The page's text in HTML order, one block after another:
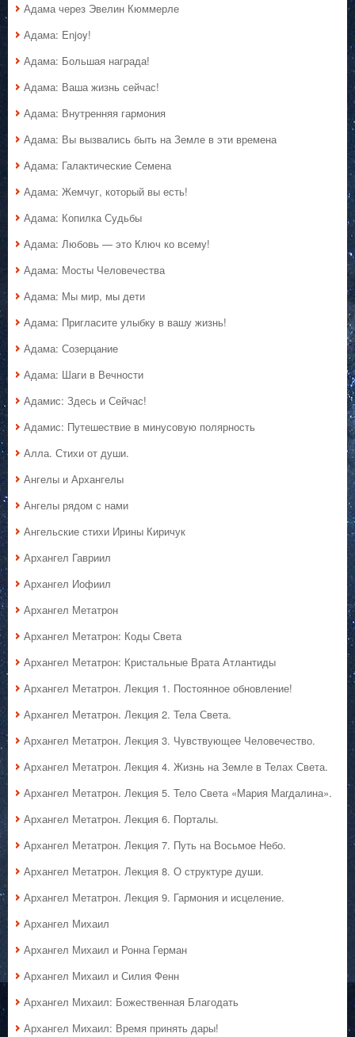
Адама через Эвелин Кюммерле
Адама: Enjoy!
Адама: Большая награда!
Адама: Ваша жизнь сейчас!
Адама: Внутренняя гармония
Адама: Вы вызвались быть на Земле в эти времена
Адама: Галактические Семена
Адама: Жемчуг, который вы есть!
Адама: Копилка Судьбы
Адама: Любовь — это Ключ ко всему!
Адама: Мосты Человечества
Адама: Мы мир, мы дети
Адама: Пригласите улыбку в вашу жизнь!
Адама: Созерцание
Адама: Шаги в Вечности
Адамис: Здесь и Сейчас!
Адамис: Путешествие в минусовую полярность
Алла. Стихи от души.
Ангелы и Архангелы
Ангелы рядом с нами
Ангельские стихи Ирины Киричук
Архангел Гавриил
Архангел Иофиил
Архангел Метатрон
Архангел Метатрон: Коды Света
Архангел Метатрон: Кристальные Врата Атлантиды
Архангел Метатрон. Лекция 1. Постоянное обновление!
Архангел Метатрон. Лекция 2. Тела Света.
Архангел Метатрон. Лекция 3. Чувствующее Человечество.
Архангел Метатрон. Лекция 4. Жизнь на Земле в Телах Света.
Архангел Метатрон. Лекция 5. Тело Света «Мария Магдалина».
Архангел Метатрон. Лекция 6. Порталы.
Архангел Метатрон. Лекция 7. Путь на Восьмое Небо.
Архангел Метатрон. Лекция 8. О структуре души.
Архангел Метатрон. Лекция 9. Гармония и исцеление.
Архангел Михаил
Архангел Михаил и Ронна Герман
Архангел Михаил и Силия Фенн
Архангел Михаил: Божественная Благодать
Архангел Михаил: Время принять дары!